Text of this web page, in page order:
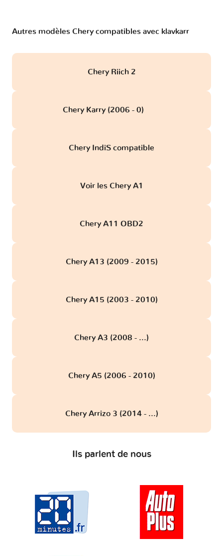
Autres modèles Chery compatibles avec klavkarr
Chery Riich 2
Chery Karry (2006 - 0)
Chery IndiS compatible
Voir les Chery A1
Chery A11 OBD2
Chery A13 (2009 - 2015)
Chery A15 (2003 - 2010)
Chery A3 (2008 - ...)
Chery A5 (2006 - 2010)
Chery Arrizo 3 (2014 - ...)
Ils parlent de nous